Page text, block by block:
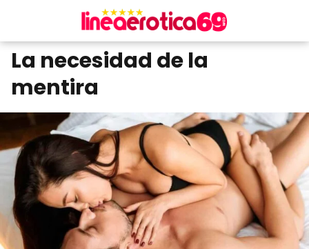
La necesidad de la
mentira